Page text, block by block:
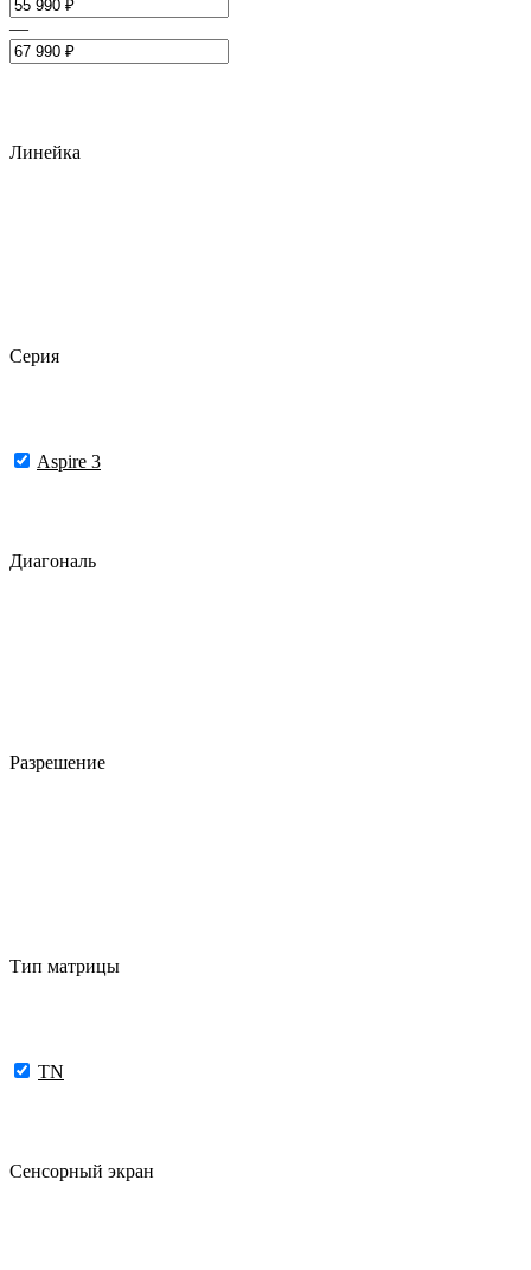
—
Линейка
Серия
Aspire 3
Диагональ
Разрешение
Тип матрицы
TN
Сенсорный экран